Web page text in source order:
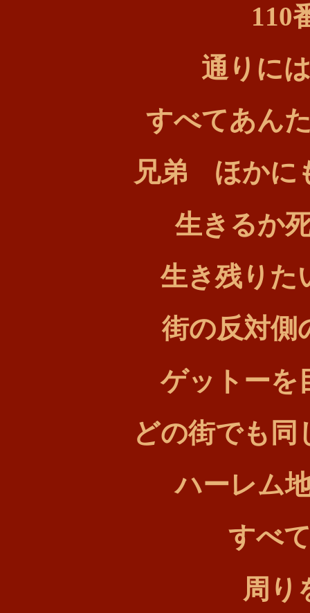
110
通りに
すべてあん
兄弟 ほかに
生きるか
生き残りた
街の反対側
ゲットーを
どの街でも同
ハーレム
すべ
周り